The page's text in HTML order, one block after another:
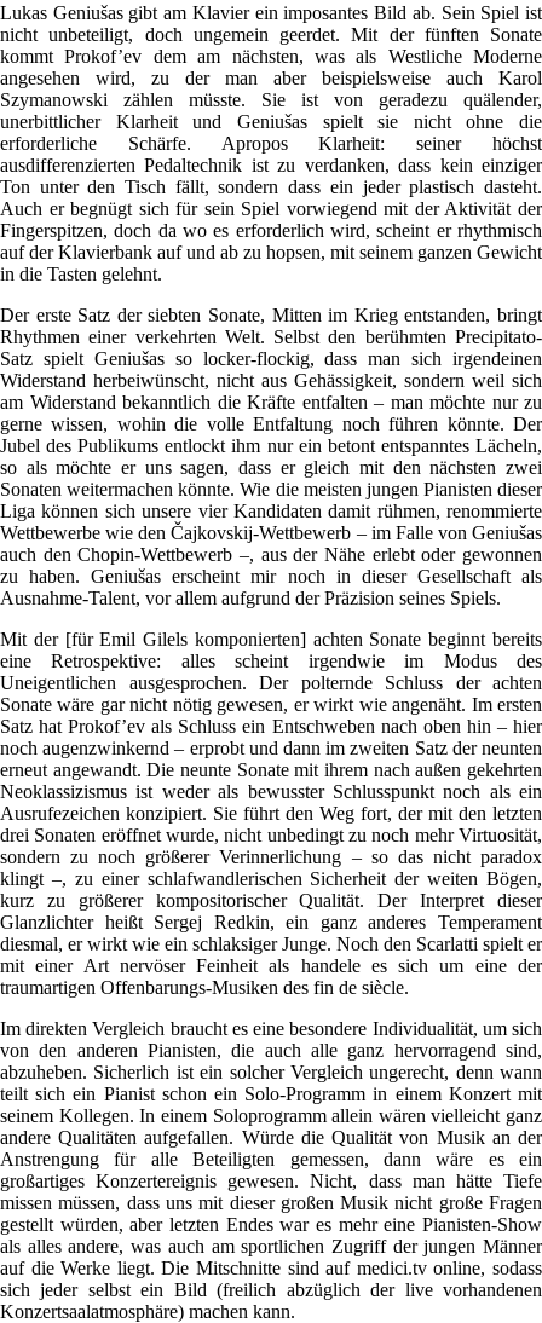
Lukas Geniušas gibt am Klavier ein imposantes Bild ab. Sein Spiel ist
nicht unbeteiligt, doch ungemein geerdet. Mit der fünften Sonate
kommt Prokof’ev dem am nächsten, was als Westliche Moderne
angesehen wird, zu der man aber beispielsweise auch Karol
Szymanowski zählen müsste. Sie ist von geradezu quälender,
unerbittlicher Klarheit und Geniušas spielt sie nicht ohne die
erforderliche Schärfe. Apropos Klarheit: seiner höchst
ausdifferenzierten Pedaltechnik ist zu verdanken, dass kein einziger
Ton unter den Tisch fällt, sondern dass ein jeder plastisch dasteht.
Auch er begnügt sich für sein Spiel vorwiegend mit der Aktivität der
Fingerspitzen, doch da wo es erforderlich wird, scheint er rhythmisch
auf der Klavierbank auf und ab zu hopsen, mit seinem ganzen Gewicht
in die Tasten gelehnt.
Der erste Satz der siebten Sonate, Mitten im Krieg entstanden, bringt
Rhythmen einer verkehrten Welt. Selbst den berühmten Precipitato-
Satz spielt Geniušas so locker-flockig, dass man sich irgendeinen
Widerstand herbeiwünscht, nicht aus Gehässigkeit, sondern weil sich
am Widerstand bekanntlich die Kräfte entfalten – man möchte nur zu
gerne wissen, wohin die volle Entfaltung noch führen könnte. Der
Jubel des Publikums entlockt ihm nur ein betont entspanntes Lächeln,
so als möchte er uns sagen, dass er gleich mit den nächsten zwei
Sonaten weitermachen könnte. Wie die meisten jungen Pianisten dieser
Liga können sich unsere vier Kandidaten damit rühmen, renommierte
Wettbewerbe wie den Čajkovskij-Wettbewerb – im Falle von Geniušas
auch den Chopin-Wettbewerb –, aus der Nähe erlebt oder gewonnen
zu haben. Geniušas erscheint mir noch in dieser Gesellschaft als
Ausnahme-Talent, vor allem aufgrund der Präzision seines Spiels.
Mit der [für Emil Gilels komponierten] achten Sonate beginnt bereits
eine Retrospektive: alles scheint irgendwie im Modus des
Uneigentlichen ausgesprochen. Der polternde Schluss der achten
Sonate wäre gar nicht nötig gewesen, er wirkt wie angenäht. Im ersten
Satz hat Prokof’ev als Schluss ein Entschweben nach oben hin – hier
noch augenzwinkernd – erprobt und dann im zweiten Satz der neunten
erneut angewandt. Die neunte Sonate mit ihrem nach außen gekehrten
Neoklassizismus ist weder als bewusster Schlusspunkt noch als ein
Ausrufezeichen konzipiert. Sie führt den Weg fort, der mit den letzten
drei Sonaten eröffnet wurde, nicht unbedingt zu noch mehr Virtuosität,
sondern zu noch größerer Verinnerlichung – so das nicht paradox
klingt –, zu einer schlafwandlerischen Sicherheit der weiten Bögen,
kurz zu größerer kompositorischer Qualität. Der Interpret dieser
Glanzlichter heißt Sergej Redkin, ein ganz anderes Temperament
diesmal, er wirkt wie ein schlaksiger Junge. Noch den Scarlatti spielt er
mit einer Art nervöser Feinheit als handele es sich um eine der
traumartigen Offenbarungs-Musiken des fin de siècle.
Im direkten Vergleich braucht es eine besondere Individualität, um sich
von den anderen Pianisten, die auch alle ganz hervorragend sind,
abzuheben. Sicherlich ist ein solcher Vergleich ungerecht, denn wann
teilt sich ein Pianist schon ein Solo-Programm in einem Konzert mit
seinem Kollegen. In einem Soloprogramm allein wären vielleicht ganz
andere Qualitäten aufgefallen. Würde die Qualität von Musik an der
Anstrengung für alle Beteiligten gemessen, dann wäre es ein
großartiges Konzertereignis gewesen. Nicht, dass man hätte Tiefe
missen müssen, dass uns mit dieser großen Musik nicht große Fragen
gestellt würden, aber letzten Endes war es mehr eine Pianisten-Show
als alles andere, was auch am sportlichen Zugriff der jungen Männer
auf die Werke liegt. Die Mitschnitte sind auf medici.tv online, sodass
sich jeder selbst ein Bild (freilich abzüglich der live vorhandenen
Konzertsaalatmosphäre) machen kann.